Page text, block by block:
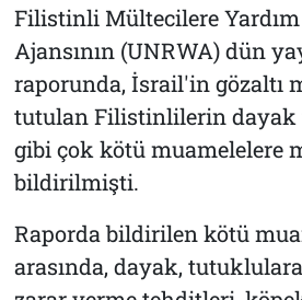
Filistinli Mültecilere Yardım
Ajansının (UNRWA) dün
raporunda, İsrail'in gözaltı
tutulan Filistinlilerin dayak
gibi çok kötü muamelelere
bildirilmişti.
Raporda bildirilen kötü
arasında, dayak,